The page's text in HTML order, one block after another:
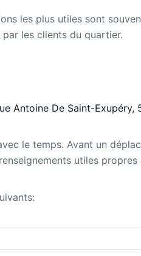
les plus utiles sont
les clients du quartier.
Antoine De Saint-Exupéry,
le temps. Avant un
utiles propres